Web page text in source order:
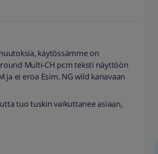
käytössämme on
Multi-CH pcm teksti näyttöön
ja ei eroa Esim. NG wild kanavaan
tuo tuskin vaikuttanee asiaan,